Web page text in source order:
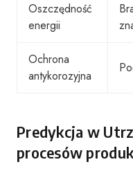
Oszczędność
energii
Ochrona
antykorozyjna
Predykcja w
procesów